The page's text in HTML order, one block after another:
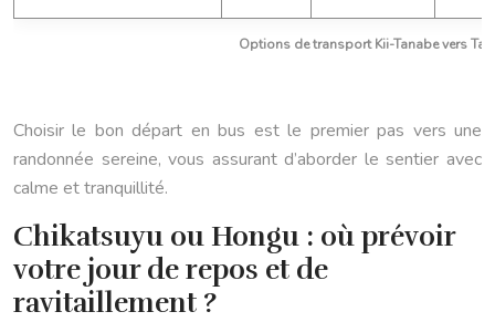
Options de transport Kii-Tanabe vers
Choisir le bon départ en bus est le premier pas vers une
randonnée sereine, vous assurant d’aborder le sentier avec
calme et tranquillité.
Chikatsuyu ou Hongu : où prévoir
votre jour de repos et de
ravitaillement ?